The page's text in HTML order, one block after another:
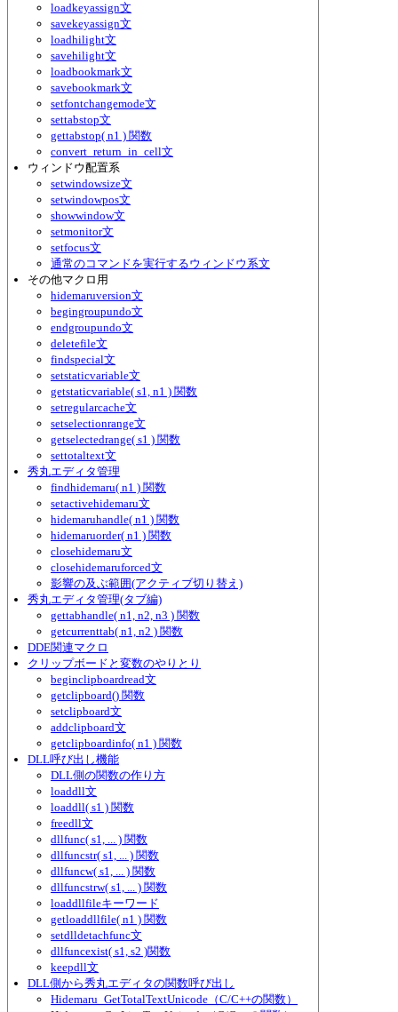
loadkeyassign文
savekeyassign文
loadhilight文
savehilight文
loadbookmark文
savebookmark文
setfontchangemode文
settabstop文
gettabstop( n1 ) 関数
convert_return_in_cell文
ウィンドウ配置系
setwindowsize文
setwindowpos文
showwindow文
setmonitor文
setfocus文
通常のコマンドを実行するウィンドウ系文
その他マクロ用
hidemaruversion文
begingroupundo文
endgroupundo文
deletefile文
findspecial文
setstaticvariable文
getstaticvariable( s1, n1 ) 関数
setregularcache文
setselectionrange文
getselectedrange( s1 ) 関数
settotaltext文
秀丸エディタ管理
findhidemaru( n1 ) 関数
setactivehidemaru文
hidemaruhandle( n1 ) 関数
hidemaruorder( n1 ) 関数
closehidemaru文
closehidemaruforced文
影響の及ぶ範囲(アクティブ切り替え)
秀丸エディタ管理(タブ編)
gettabhandle( n1, n2, n3 ) 関数
getcurrenttab( n1, n2 ) 関数
DDE関連マクロ
クリップボードと変数のやりとり
beginclipboardread文
getclipboard() 関数
setclipboard文
addclipboard文
getclipboardinfo( n1 ) 関数
DLL呼び出し機能
DLL側の関数の作り方
loaddll文
loaddll( s1 ) 関数
freedll文
dllfunc( s1, ... ) 関数
dllfuncstr( s1, ... ) 関数
dllfuncw( s1, ... ) 関数
dllfuncstrw( s1, ... ) 関数
loaddllfileキーワード
getloaddllfile( n1 ) 関数
setdlldetachfunc文
dllfuncexist( s1, s2 )関数
keepdll文
DLL側から秀丸エディタの関数呼び出し
Hidemaru_GetTotalTextUnicode（C/C++の関数）